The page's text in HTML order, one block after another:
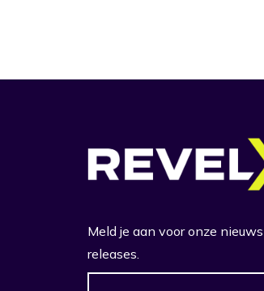
Meld je aan voor onze
releases.